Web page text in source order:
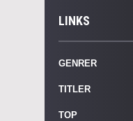
LINKS
GENRER
TITLER
TOP